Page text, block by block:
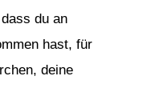
du an
hast, für
deine